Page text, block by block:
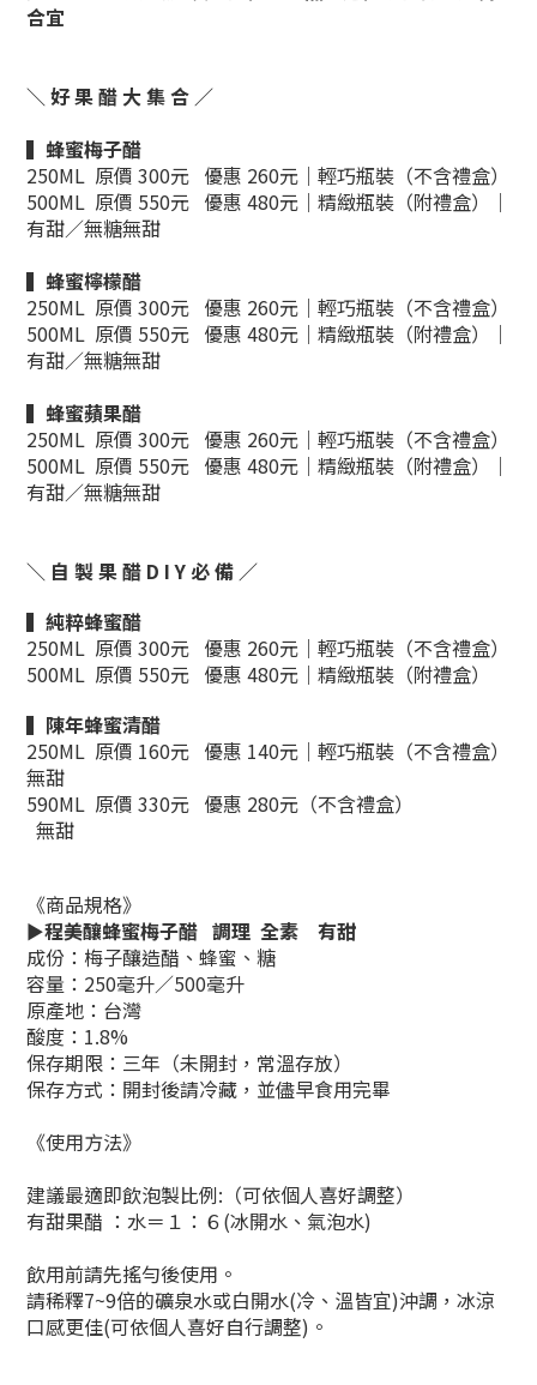
合宜
＼ 好 果 醋 大 集 合 ／
▍ 蜂蜜梅子醋
250ML 原價 300元 優惠 260元 ｜輕巧瓶裝（不含禮盒）
500ML 原價 550元 優惠 480元 ｜精緻瓶裝（附禮盒）
｜
有甜／無糖無甜
▍ 蜂蜜檸檬醋
250ML 原價 300元 優惠 260元 ｜輕巧瓶裝（不含禮盒）
500ML 原價 550元 優惠 480元 ｜精緻瓶裝（附禮盒）
｜
有甜／無糖無甜
▍ 蜂蜜蘋果醋
250ML 原價 300元 優惠 260元 ｜輕巧瓶裝（不含禮盒）
500ML 原價 550元 優惠 480元 ｜精緻瓶裝（附禮盒）
｜
有甜／無糖無甜
＼ 自 製 果 醋 D I Y 必 備 ／
▍ 純粹蜂蜜醋
250ML 原價 300元 優惠 260元 ｜輕巧瓶裝（不含禮盒）
500ML 原價 550元 優惠 480元 ｜精緻瓶裝（附禮盒）
▍ 陳年蜂蜜清醋
250ML 原價 160元 優惠 140元 ｜輕巧瓶裝（不含禮盒）
無甜
590ML 原價 330元 優惠 280元 （不含禮盒）
無甜
《商品規格》
►程美釀蜂蜜梅子醋 調理 全素 有甜
成份：梅子釀造醋、蜂蜜、糖
容量：250毫升／500毫升
原產地：台灣
酸度：1.8%
保存期限：三年（未開封，常溫存放）
保存方式：開封後請冷藏，並儘早食用完畢
《使用方法》
建議最適即飲泡製比例:（可依個人喜好調整）
有甜果醋 ：水＝１：６(冰開水、氣泡水)
飲用前請先搖勻後使用。
請稀釋7~9倍的礦泉水或白開水(冷、溫皆宜)沖調，冰涼
口感更佳(可依個人喜好自行調整)。